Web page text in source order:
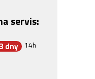
servis:
3 dny 14h